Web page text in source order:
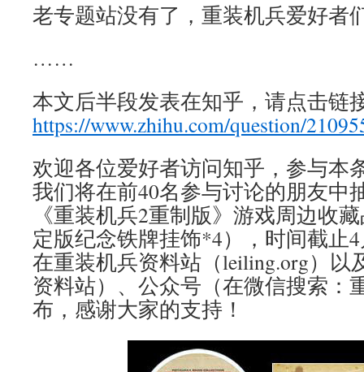
老专题站没有了，重装机兵爱好者
……
本文后半段发表在知乎，请点击链
https://www.zhihu.com/question/
欢迎各位爱好者访问知乎，参与本
我们将在前40名参与讨论的朋友中
《重装机兵2重制版》游戏周边收
定版纪念铁牌挂饰*4），时间截止
在重装机兵资料站（leiling.org）以
资料站）、公众号（在微信搜索：
布，感谢大家的支持！